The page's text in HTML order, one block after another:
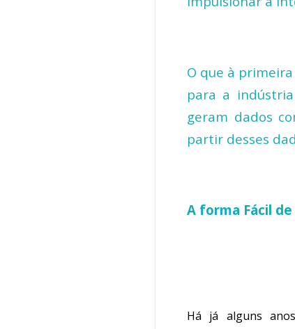
O que à
para a
geram dados
partir desses
A forma Fácil
Há já alguns